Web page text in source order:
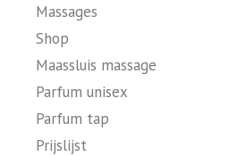
Massages
Shop
Maassluis massage
Parfum unisex
Parfum tap
Prijslijst